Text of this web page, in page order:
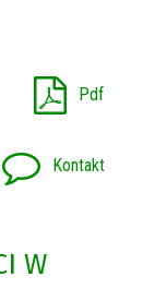
Pdf
Kontakt
W